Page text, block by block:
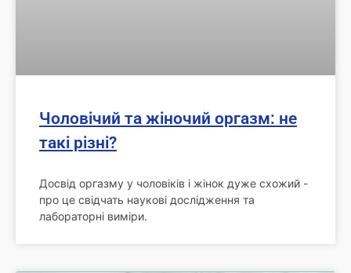
Чоловічий та жіночий оргазм: не
такі різні?
Досвід оргазму у чоловіків і жінок дуже схожий -
про це свідчать наукові дослідження та
лабораторні виміри.